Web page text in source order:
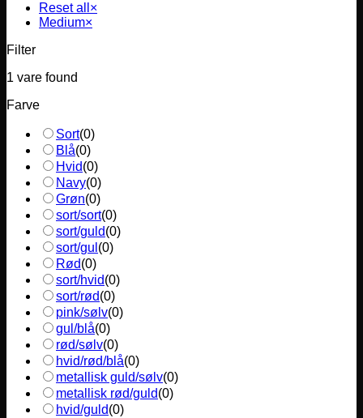
Reset all ×
Medium×
Filter
1 vare found
Farve
Sort(0)
Blå(0)
Hvid(0)
Navy(0)
Grøn(0)
sort/sort(0)
sort/guld(0)
sort/gul (0)
Rød(0)
sort/hvid(0)
sort/rød(0)
pink/sølv(0)
gul/blå(0)
rød/sølv(0)
hvid/rød/blå(0)
metallisk guld/sølv(0)
metallisk rød/guld(0)
hvid/guld(0)